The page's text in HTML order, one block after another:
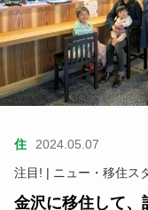
住
2024.05.07
注目! | ニュー・移住ス
金沢に移住して、